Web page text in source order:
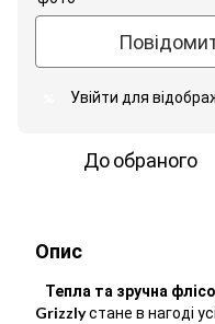
Увійти для
До обраного
Опис
Тепла та зручна
Grizzlyстане в нагоді